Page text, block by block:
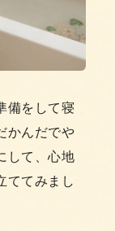
備をして寝
かんだでや
して、心地
ててみまし